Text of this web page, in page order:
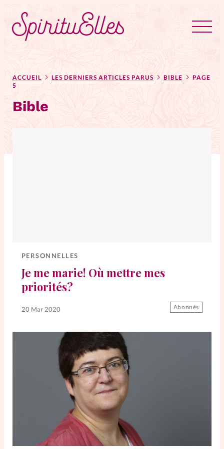
Tous les articles
Actus
Actus au féminin
Entre4yeux
L'anecdote
La Bible au féminin
PersonnElles
RelationnElles
Shopping Spi
ACCUEIL LES DERNIERS ARTICLES PARUS BIBLE
PAGE
5
Bible
PERSONNELLES
Je me marie! Où mettre mes
priorités?
20 Mar 2020 Abonnés